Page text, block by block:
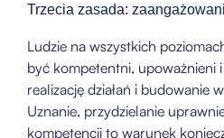
Trzecia zasada:
Ludzie na wszystkich
być kompetentni, upoważnieni
realizację działań i budowanie
Uznanie, przydzielanie
kompetencji to warunek